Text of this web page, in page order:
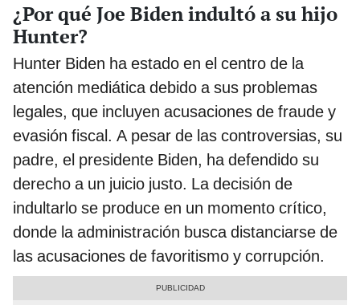
¿Por qué Joe Biden indultó a su hijo
Hunter?
Hunter Biden ha estado en el centro de la
atención mediática debido a sus problemas
legales, que incluyen acusaciones de fraude y
evasión fiscal. A pesar de las controversias, su
padre, el presidente Biden, ha defendido su
derecho a un juicio justo. La decisión de
indultarlo se produce en un momento crítico,
donde la administración busca distanciarse de
las acusaciones de favoritismo y corrupción.